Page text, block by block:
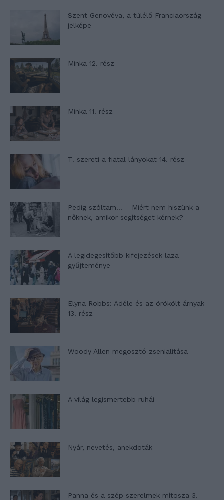
Szent Genovéva, a túlélő Franciaország
jelképe
Minka 12. rész
Minka 11. rész
T. szereti a fiatal lányokat 14. rész
Pedig szóltam… – Miért nem hiszünk a
nőknek, amikor segítséget kérnek?
A legidegesítőbb kifejezések laza
gyűjteménye
Elyna Robbs: Adéle és az örökölt árnyak
13. rész
Woody Allen megosztó zsenialitása
A világ legismertebb ruhái
Nyár, nevetés, anekdoták
Panna és a szép szerelmek mítosza 3.